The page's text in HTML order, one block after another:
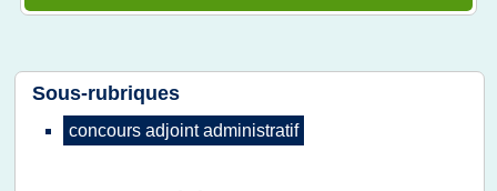
Sous-rubriques
concours adjoint administratif